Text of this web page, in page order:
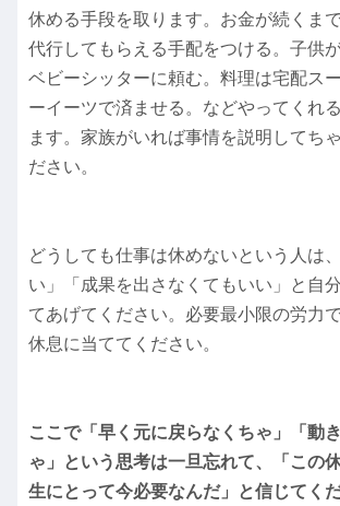
休める手段を取ります。お金が続くま
代行してもらえる手配をつける。子供
ベビーシッターに頼む。料理は宅配ス
ーイーツで済ませる。などやってくれ
ます。家族がいれば事情を説明してち
ださい。
どうしても仕事は休めないという人は
い」「成果を出さなくてもいい」と自
てあげてください。必要最小限の労力
休息に当ててください。
ここで「早く元に戻らなくちゃ」「動
ゃ」という思考は一旦忘れて、「この
生にとって今必要なんだ」と信じてくだ